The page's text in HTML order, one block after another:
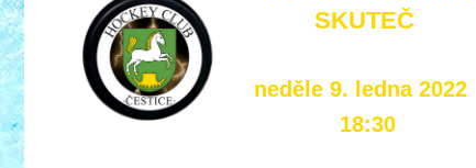
SKUTEČ
neděle 9. ledna 2022
18:30